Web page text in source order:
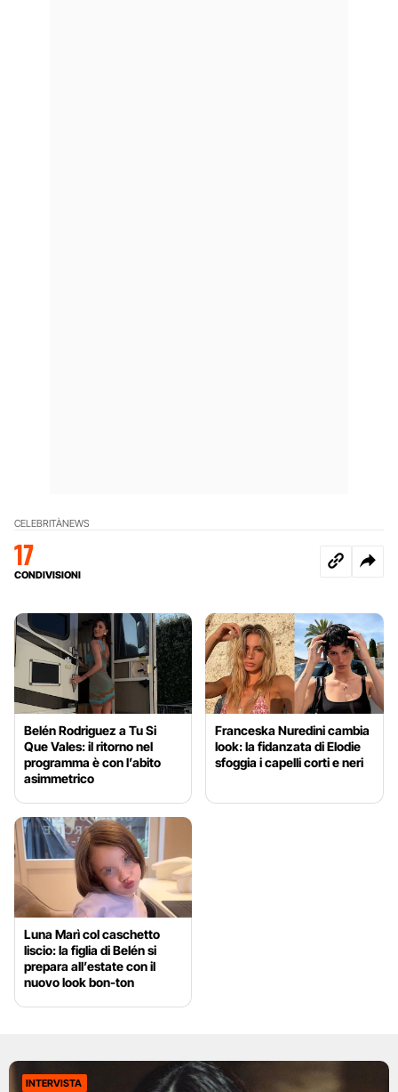
CELEBRITÀNEWS
17
CONDIVISIONI
Belén Rodriguez a Tu Si
Que Vales: il ritorno nel
programma è con l’abito
asimmetrico
Franceska Nuredini cambia
look: la fidanzata di Elodie
sfoggia i capelli corti e neri
Luna Marì col caschetto
liscio: la figlia di Belén si
prepara all’estate con il
nuovo look bon-ton
INTERVISTA